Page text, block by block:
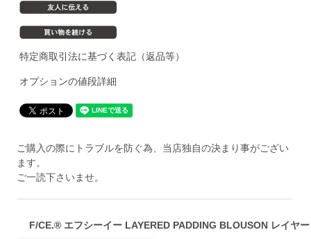
特定商取引法に基づく表記（返品等）
オプションの値段詳細
ご購入の際にトラブルを防ぐ為、当店独自の決まり事がござい
ます。
ご一読下さいませ。
F/CE.®︎ エフシーイー LAYERED PADDING BLOUSON レイヤ